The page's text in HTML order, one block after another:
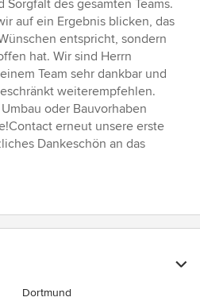
Sorgfalt des gesamten Teams.
auf ein Ergebnis blicken, das
entspricht, sondern
hat. Wir sind Herrn
Team sehr dankbar und
weiterempfehlen.
oder Bauvorhaben
erneut unsere erste
Dankeschön an das
Dortmund